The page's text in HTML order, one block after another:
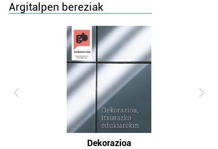
Argitalpen bereziak
Dekorazioa